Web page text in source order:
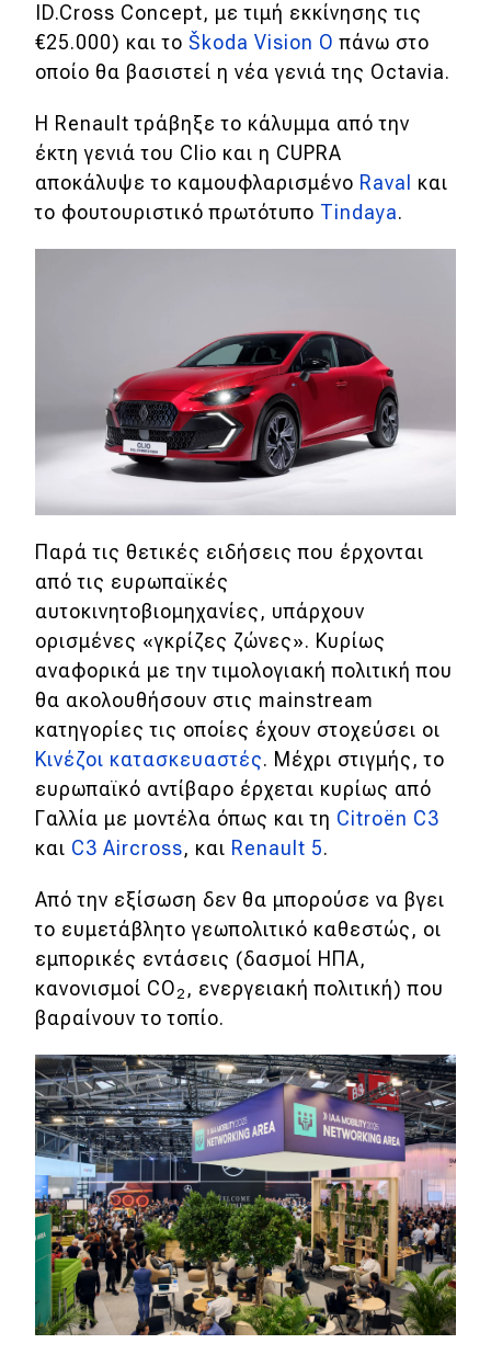
ID.Cross Concept, με τιμή εκκίνησης τις
€25.000) και το Škoda Vision O πάνω στο
οποίο θα βασιστεί η νέα γενιά της Octavia.
H Renault τράβηξε το κάλυμμα από την
έκτη γενιά του Clio και η CUPRA
αποκάλυψε το καμουφλαρισμένο Raval και
το φουτουριστικό πρωτότυπο Tindaya.
Παρά τις θετικές ειδήσεις που έρχονται
από τις ευρωπαϊκές
αυτοκινητοβιομηχανίες, υπάρχουν
ορισμένες «γκρίζες ζώνες». Κυρίως
αναφορικά με την τιμολογιακή πολιτική που
θα ακολουθήσουν στις mainstream
κατηγορίες τις οποίες έχουν στοχεύσει οι
Κινέζοι κατασκευαστές. Μέχρι στιγμής, το
ευρωπαϊκό αντίβαρο έρχεται κυρίως από
Γαλλία με μοντέλα όπως και τη Citroën C3
και C3 Aircross, και Renault 5.
Από την εξίσωση δεν θα μπορούσε να βγει
το ευμετάβλητο γεωπολιτικό καθεστώς, οι
εμπορικές εντάσεις (δασμοί ΗΠΑ,
κανονισμοί CO2 , ενεργειακή πολιτική) που
βαραίνουν το τοπίο.